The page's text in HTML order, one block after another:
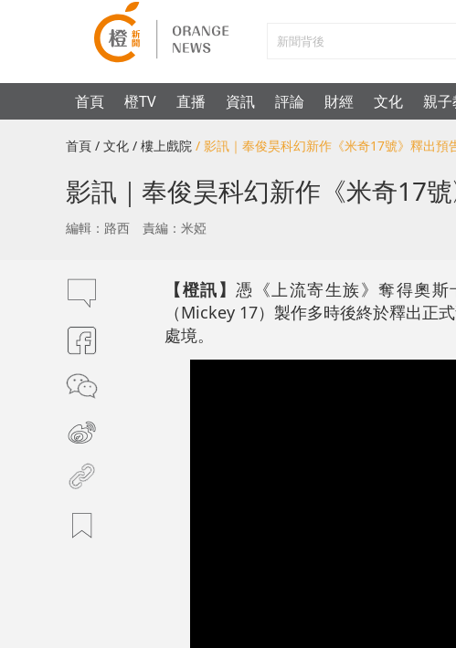
首頁 橙TV 直播 資訊 評論 財經 文化 親
首頁 / 文化 / 樓上戲院 / 影訊｜奉俊昊科幻新作《米奇17號》釋出預
影訊｜奉俊昊科幻新作《米奇17
編輯：路西 責編：米婭
【橙訊】 憑《上流寄生族》奪得奧斯
（Mickey 17）製作多時後終於釋出正
處境。